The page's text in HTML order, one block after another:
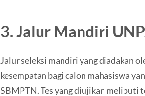
3. Jalur Mandiri
Jalur seleksi mandiri yang diadakan
kesempatan bagi calon mahasiswa
SBMPTN. Tes yang diujikan meliputi